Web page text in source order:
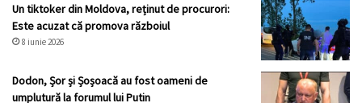
Un tiktoker din Moldova, reținut de procurori:
Este acuzat că promova războiul
8 iunie 2026
Dodon, Șor și Șoșoacă au fost oameni de
umplutură la forumul lui Putin